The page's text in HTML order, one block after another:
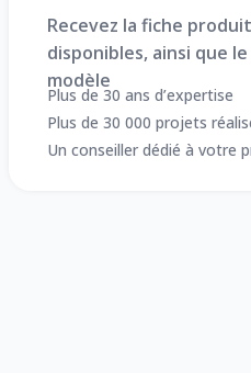
Recevez la fiche
disponibles, ainsi que
modèle
Plus de 30 ans d’expertise
Plus de 30 000 projets
Un conseiller dédié à votre